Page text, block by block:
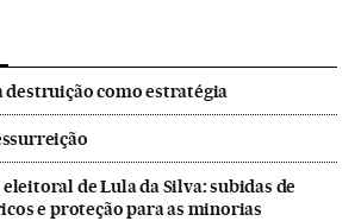
destruição como estratégia
de Lula da Silva: subidas de
e proteção para as minorias